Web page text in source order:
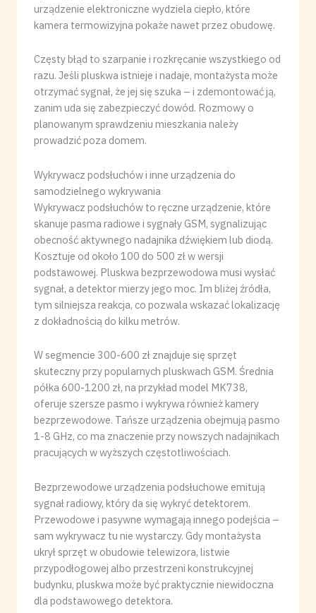
urządzenie elektroniczne wydziela ciepło, które
kamera termowizyjna pokaże nawet przez obudowę.
Częsty błąd to szarpanie i rozkręcanie wszystkiego od
razu. Jeśli pluskwa istnieje i nadaje, montażysta może
otrzymać sygnał, że jej się szuka – i zdemontować ją,
zanim uda się zabezpieczyć dowód. Rozmowy o
planowanym sprawdzeniu mieszkania należy
prowadzić poza domem.
Wykrywacz podsłuchów i inne urządzenia do
samodzielnego wykrywania
Wykrywacz podsłuchów to ręczne urządzenie, które
skanuje pasma radiowe i sygnały GSM, sygnalizując
obecność aktywnego nadajnika dźwiękiem lub diodą.
Kosztuje od około 100 do 500 zł w wersji
podstawowej. Pluskwa bezprzewodowa musi wysłać
sygnał, a detektor mierzy jego moc. Im bliżej źródła,
tym silniejsza reakcja, co pozwala wskazać lokalizację
z dokładnością do kilku metrów.
W segmencie 300-600 zł znajduje się sprzęt
skuteczny przy popularnych pluskwach GSM. Średnia
półka 600-1200 zł, na przykład model MK738,
oferuje szersze pasmo i wykrywa również kamery
bezprzewodowe. Tańsze urządzenia obejmują pasmo
1-8 GHz, co ma znaczenie przy nowszych nadajnikach
pracujących w wyższych częstotliwościach.
Bezprzewodowe urządzenia podsłuchowe emitują
sygnał radiowy, który da się wykryć detektorem.
Przewodowe i pasywne wymagają innego podejścia –
sam wykrywacz tu nie wystarczy. Gdy montażysta
ukrył sprzęt w obudowie telewizora, listwie
przypodłogowej albo przestrzeni konstrukcyjnej
budynku, pluskwa może być praktycznie niewidoczna
dla podstawowego detektora.